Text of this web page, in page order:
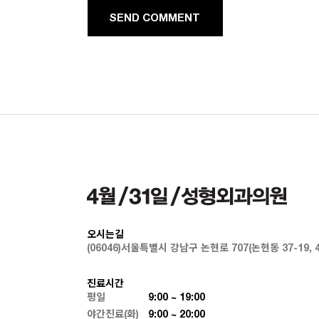
오시는길
(06046)서울특별시 강남구 논현로 707(논현동 37-19,
진료시간
평일
9:00 ~ 19:00
야간진료(화)
9:00 ~ 20:00